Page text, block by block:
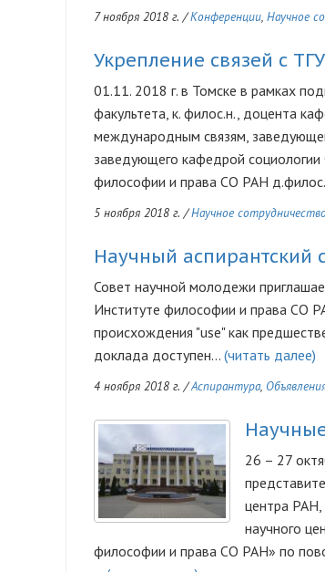
7 ноября 2018 г. /Конференции, Научное
Укрепление связей с ТГУ
01.11. 2018 г. в Томске в рамках
факультета, к. филос.н., доцента
международным связям,
заведующего кафедрой
философии и права СО РАН
5 ноября 2018 г. /Научное
Научный аспирантский
Совет научной молодежи
Институте философии и права СО
происхождения "use" как
доклада доступен… (читать далее)
4 ноября 2018 г. /Аспирантура,
26 – 27
центра РАН,
научного
философии и права СО РАН» по